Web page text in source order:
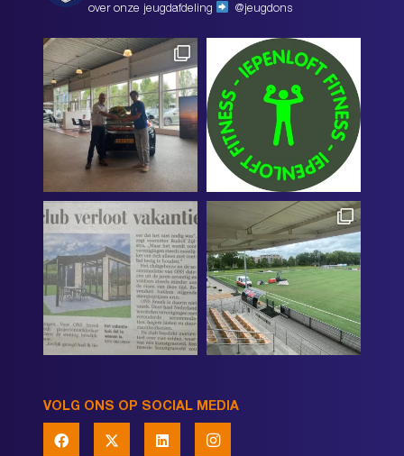
over onze jeugdafdeling
@jeugdons
VOLG ONS OP SOCIAL MEDIA